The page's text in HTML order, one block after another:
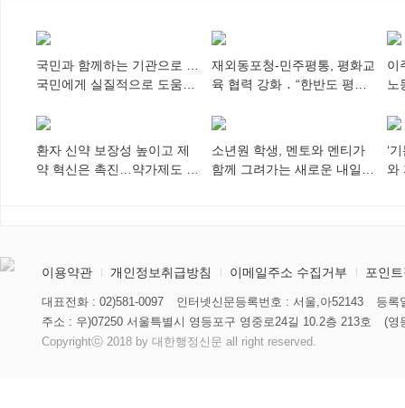
국민과 함께하는 기관으로 …
국민에게 실질적으로 도움이
재외동포청-민주평통, 평화교
육 협력 강화 ․ “한반도 평화,
다”
이
노
환자 신약 보장성 높이고 제
약 혁신은 촉진…약가제도 개
소년원 학생, 멘토와 멘티가
함께 그려가는 새로운 내일
‘
와
이용약관 개인정보취급방침 이메일주소 수집거부 포인
대표전화 : 02)581-0097 인터넷신문등록번호 : 서울,아52143
등록
주소 : 우)07250 서울특별시 영등포구 영중로24길 10.2층 213호
(영
Copyrightⓒ 2018 by 대한행정신문 all right reserved.